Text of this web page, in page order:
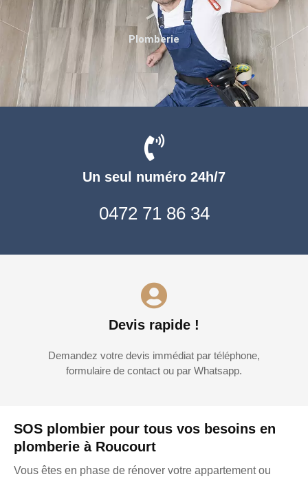
SOS plombier pour tous vos besoins en
plomberie à Roucourt
Vous êtes en phase de rénover votre appartement ou
Un seul numéro 24h/7
0472 71 86 34
Devis rapide !
Demandez votre devis immédiat par téléphone,
formulaire de contact ou par Whatsapp.
Plomberie